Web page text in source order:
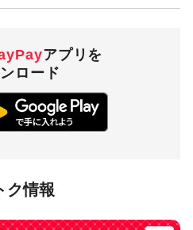
アプリを
ロード
ク情報